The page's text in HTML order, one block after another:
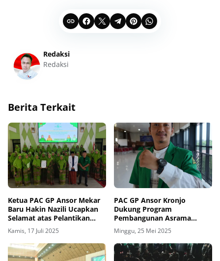
Redaksi
Redaksi
Berita Terkait
Ketua PAC GP Ansor Mekar
Baru Hakin Nazili Ucapkan
Selamat atas Pelantikan
Pengurus Muslimat NU
Kamis, 17 Juli 2025
PAC GP Ansor Kronjo
Dukung Program
Pembangunan Asrama
Pondok Pesantren
(ASPONTREN)
Minggu, 25 Mei 2025